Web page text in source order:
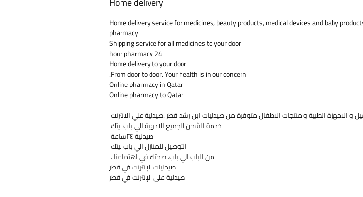
Home delivery service for medicines, beauty products, medical devices and baby
pharmacy
Shipping service for all medicines to your door
24 hour pharmacy
Home delivery to your door
From door to door. Your health is in our concern.
Online pharmacy in Qatar
Online pharmacy to Qatar
و الاجهزة الطبية و منتجات الاطفال متوفرة من صيدليات ابن رشد قطر .صيدلية علي الانترنت
خدمة الشحن للجميع الادوية الي باب بيتك
صيدلية ٢٤ساعة
التوصيل للمنازل الي باب بيتك
من الباب الي باب. صحتك في اهتمامنا .
صيدليات الإنترنت في قطر
صيدلية على الإنترنت في قطر